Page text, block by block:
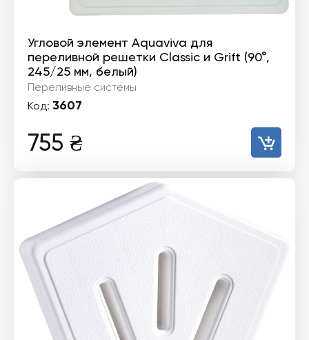
Угловой элемент Aquaviva для
переливной решетки Classiс и Grift (90°,
245/25 мм, белый)
Переливные системы
Код: 3607
755 ₴